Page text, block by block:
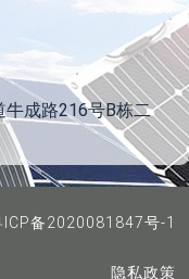
牛成路216号B栋二
ICP备2020081847号-1
隐私政策